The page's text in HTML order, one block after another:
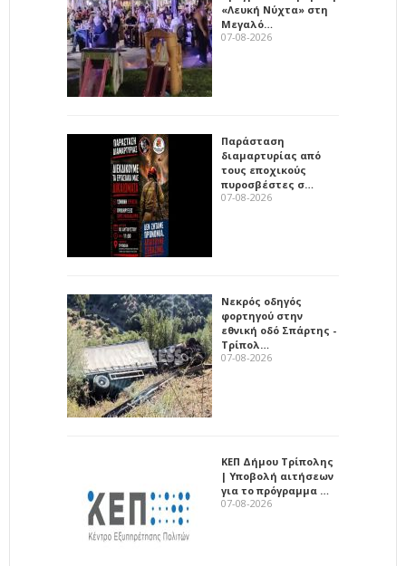
«Λευκή Νύχτα» στη
Μεγαλό…
07-08-2026
Παράσταση
διαμαρτυρίας από
τους εποχικούς
πυροσβέστες σ…
07-08-2026
Νεκρός οδηγός
φορτηγού στην
εθνική οδό Σπάρτης -
Τρίπολ…
07-08-2026
ΚΕΠ Δήμου Τρίπολης
| Υποβολή αιτήσεων
για το πρόγραμμα …
07-08-2026